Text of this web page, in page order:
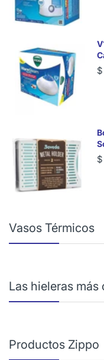
Vasos Térmicos
Las hieleras más
Productos Zippo